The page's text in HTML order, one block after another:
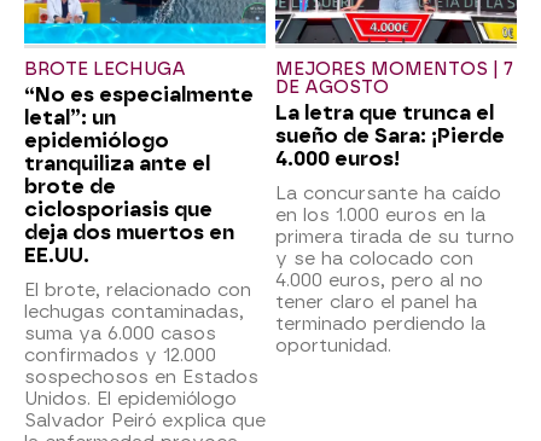
BROTE LECHUGA
“No es especialmente
letal”: un
epidemiólogo
tranquiliza ante el
brote de
ciclosporiasis que
deja dos muertos en
EE.UU.
El brote, relacionado con
lechugas contaminadas,
suma ya 6.000 casos
confirmados y 12.000
sospechosos en Estados
Unidos. El epidemiólogo
Salvador Peiró explica que
MEJORES MOMENTOS | 7
DE AGOSTO
La letra que trunca el
sueño de Sara: ¡Pierde
4.000 euros!
La concursante ha caído
en los 1.000 euros en la
primera tirada de su turno
y se ha colocado con
4.000 euros, pero al no
tener claro el panel ha
terminado perdiendo la
oportunidad.